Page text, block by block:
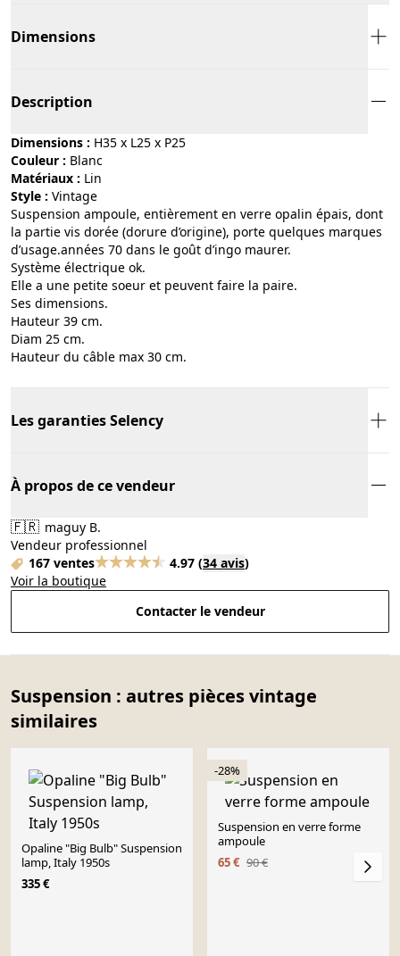
Dimensions
Description
Dimensions : H35 x L25 x P25
Couleur :
blanc
Matériaux :
lin
Style :
vintage
Suspension ampoule, entièrement en verre opalin épais, dont
la partie vis dorée (dorure d’origine), porte quelques marques
d’usage.années 70 dans le goût d’ingo maurer.
Système électrique ok.
Elle a une petite soeur et peuvent faire la paire.
Ses dimensions.
Hauteur 39 cm.
Diam 25 cm.
Hauteur du câble max 30 cm.
Les garanties Selency
À propos de ce vendeur
🇫🇷 maguy B.
Vendeur professionnel
167 ventes
4.97 (34 avis)
Voir la boutique
Contacter le vendeur
Suspension : autres pièces vintage
similaires
Opaline "Big Bulb" Suspension
lamp, Italy 1950s
335 €
-28%
Suspension en verre forme
ampoule
65 € 90 €